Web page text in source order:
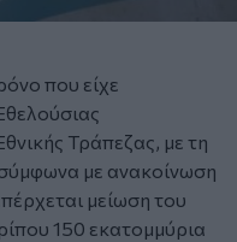
που είχε
Τράπεζας, με τη
με ανακοίνωση
μείωση του
150 εκατομμύρια